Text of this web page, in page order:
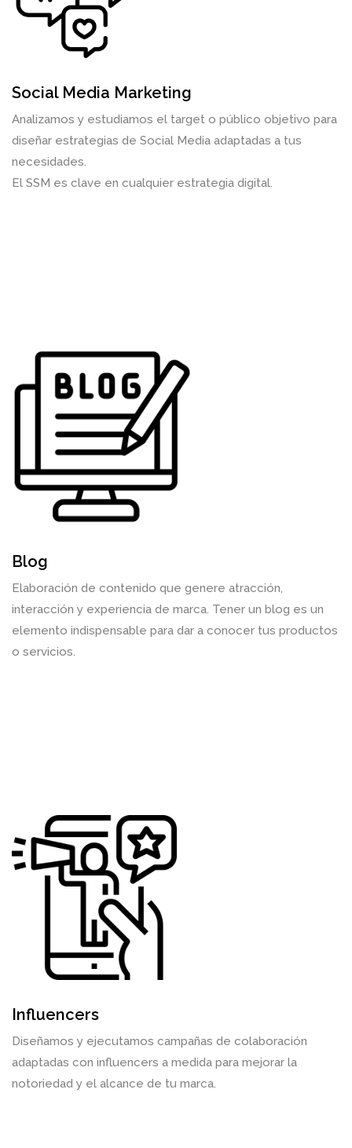
Social Media Marketing
Analizamos y estudiamos el target o público objetivo para
diseñar estrategias de Social Media adaptadas a tus
necesidades.
El SSM es clave en cualquier estrategia digital.
Blog
Elaboración de contenido que genere atracción,
interacción y experiencia de marca. Tener un blog es un
elemento indispensable para dar a conocer tus productos
o servicios.
Influencers
Diseñamos y ejecutamos campañas de colaboración
adaptadas con influencers a medida para mejorar la
notoriedad y el alcance de tu marca.